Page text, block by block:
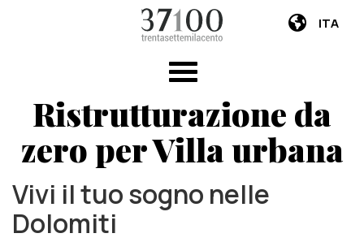
ITA
Ristrutturazione da
zero per Villa urbana
Vivi il tuo sogno nelle
Dolomiti